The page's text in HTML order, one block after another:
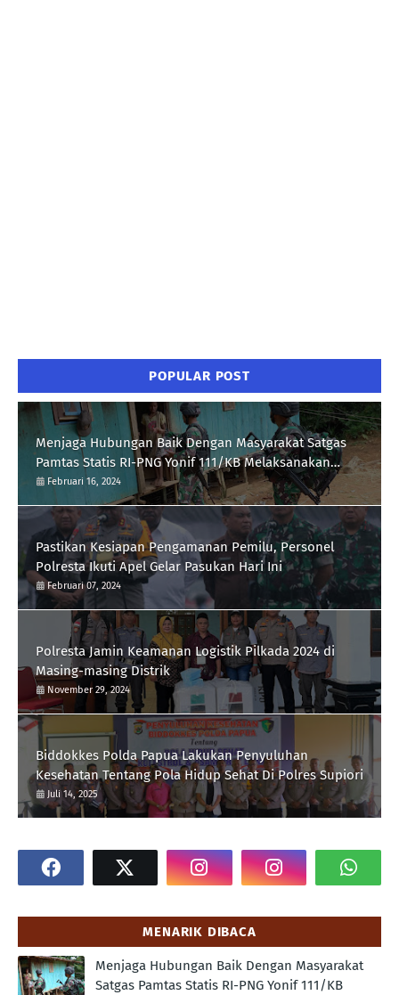
POPULAR POST
Menjaga Hubungan Baik Dengan Masyarakat Satgas
Pamtas Statis RI-PNG Yonif 111/KB Melaksanakan
Silaturrahmi
Februari 16, 2024
Pastikan Kesiapan Pengamanan Pemilu, Personel
Polresta Ikuti Apel Gelar Pasukan Hari Ini
Februari 07, 2024
Polresta Jamin Keamanan Logistik Pilkada 2024 di
Masing-masing Distrik
November 29, 2024
Biddokkes Polda Papua Lakukan Penyuluhan
Kesehatan Tentang Pola Hidup Sehat Di Polres Supiori
Juli 14, 2025
MENARIK DIBACA
Menjaga Hubungan Baik Dengan Masyarakat
Satgas Pamtas Statis RI-PNG Yonif 111/KB